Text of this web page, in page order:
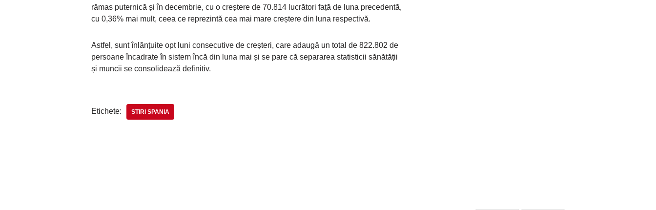
rămas puternică și în decembrie, cu o creștere de 70.814 lucrători față de luna precedentă,
cu 0,36% mai mult, ceea ce reprezintă cea mai mare creștere din luna respectivă.
Astfel, sunt înlănțuite opt luni consecutive de creșteri, care adaugă un total de 822.802 de
persoane încadrate în sistem încă din luna mai și se pare că separarea statisticii sănătății
și muncii se consolidează definitiv.
Etichete: STIRI SPANIA